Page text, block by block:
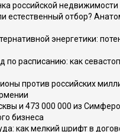
российской недвижимости
естественный отбор?
энергетики:
по расписанию: как
против российских
и 473 000 000 из
бизнеса
как мелкий шрифт в